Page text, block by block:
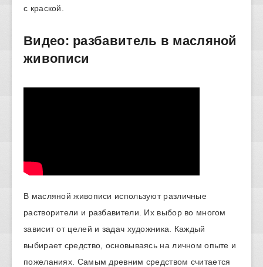
с краской.
Видео: разбавитель в масляной
живописи
В масляной живописи используют различные
растворители и разбавители. Их выбор во многом
зависит от целей и задач художника. Каждый
выбирает средство, основываясь на личном опыте и
пожеланиях. Самым древним средством считается